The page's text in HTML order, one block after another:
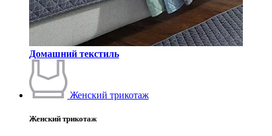
Домашний текстиль
Женский трикотаж
Женский трикотаж